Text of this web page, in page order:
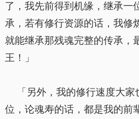
了，我先前得到机缘，继承一
承，若有修行资源的话，我修
就能继承那残魂完整的传承，
王！」
「另外，我的修行速度大家
位，论魂寿的话，都是我的前